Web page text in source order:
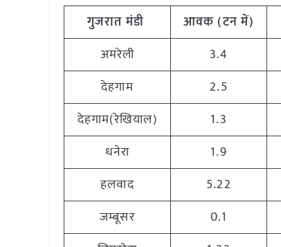
गुजरात मंडी आवक (टन में)
अमरेली
3.4
देहगाम
2.5
देहगाम(रेखियाल)
1.3
धनेरा
1.9
हलवाद
5.22
जम्बूसर
0.1